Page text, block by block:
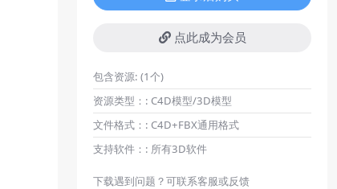
点此成为会员
包含资源: (1个)
资源类型：: C4D模型/3D模型
文件格式：: C4D+FBX通用格式
支持软件：: 所有3D软件
下载遇到问题？可联系客服或反馈